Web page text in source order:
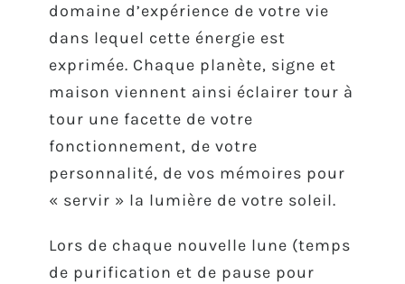
domaine d’expérience de votre vie
dans lequel cette énergie est
exprimée. Chaque planète, signe et
maison viennent ainsi éclairer tour à
tour une facette de votre
fonctionnement, de votre
personnalité, de vos mémoires pour
« servir » la lumière de votre soleil.
Lors de chaque nouvelle lune (temps
de purification et de pause pour